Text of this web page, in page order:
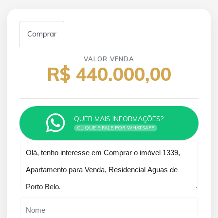
Comprar
VALOR VENDA
R$ 440.000,00
QUER MAIS INFORMAÇÕES?
CLIQUE E FALE POR WHATSAPP